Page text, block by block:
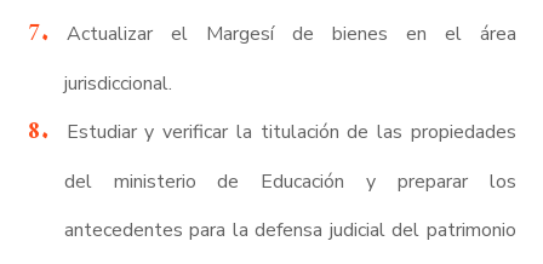
Actualizar el Margesí de bienes en el área
jurisdiccional.
Estudiar y verificar la titulación de las propiedades
del ministerio de Educación y preparar los
antecedentes para la defensa judicial del patrimonio